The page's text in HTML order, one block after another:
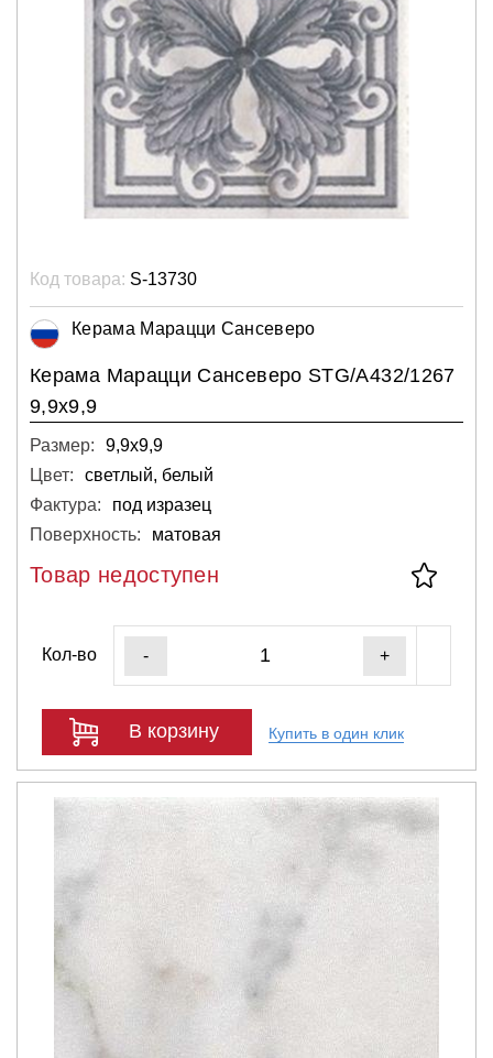
Код товара: S-13730
Керама Марацци Сансеверо
Керама Марацци Сансеверо STG/A432/1267
9,9х9,9
Размер:
9,9х9,9
Цвет:
светлый, белый
Фактура:
под изразец
Поверхность:
матовая
Товар недоступен
Кол-во - +
В корзину Купить в один клик